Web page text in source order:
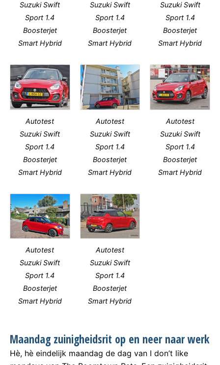
Suzuki Swift
Sport 1.4
Boosterjet
Smart Hybrid
Suzuki Swift
Sport 1.4
Boosterjet
Smart Hybrid
Suzuki Swift
Sport 1.4
Boosterjet
Smart Hybrid
Autotest
Suzuki Swift
Sport 1.4
Boosterjet
Smart Hybrid
Autotest
Suzuki Swift
Sport 1.4
Boosterjet
Smart Hybrid
Autotest
Suzuki Swift
Sport 1.4
Boosterjet
Smart Hybrid
Autotest
Suzuki Swift
Sport 1.4
Boosterjet
Smart Hybrid
Autotest
Suzuki Swift
Sport 1.4
Boosterjet
Smart Hybrid
Maandag zuinigheidsrit op en neer naar werk
Hè, hè eindelijk maandag de dag van I don’t like